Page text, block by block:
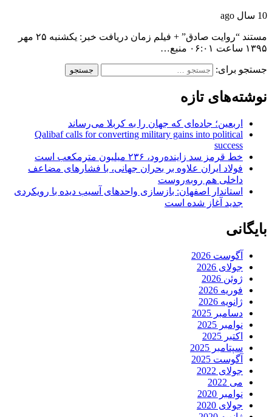
10 سال ago
مستند “روایت صادق” + فیلم زمان دریافت خبر: یکشنبه ۲۵ مهر
۱۳۹۵ ساعت ۰۶:۰۱ منبع…
جستجو برای:
نوشته‌های تازه
اربعین؛ جاده‌ای که جهان را به کربلا می‌رساند
Qalibaf calls for converting military gains into political
success
خط قرمز سد زاینده‌رود، ۲۳۶ میلیون مترمکعب است
فولاد ایران علاوه بر بحران جهانی، با فشارهای مضاعف
داخلی هم روبه‌روست
استاندار اصفهان: بازسازی واحدهای آسیب دیده با رویکردی
جدید آغاز شده است
بایگانی
آگوست 2026
جولای 2026
ژوئن 2026
فوریه 2026
ژانویه 2026
دسامبر 2025
نوامبر 2025
اکتبر 2025
سپتامبر 2025
آگوست 2025
جولای 2022
می 2022
نوامبر 2020
جولای 2020